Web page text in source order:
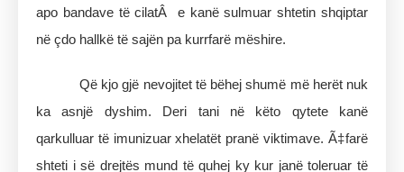
apo bandave të cilatÂ e kanë sulmuar shtetin shqiptar
në çdo hallkë të sajën pa kurrfarë mëshire.
Që kjo gjë nevojitet të bëhej shumë më herët nuk
ka asnjë dyshim. Deri tani në këto qytete kanë
qarkulluar të imunizuar xhelatët pranë viktimave. Ã‡farë
shteti i së drejtës mund të quhej ky kur janë toleruar të